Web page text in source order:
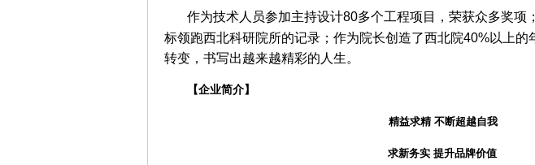
作为技术人员参加主持设计80多个工程项目，荣获众多奖项
标领跑西北科研院所的记录；作为院长创造了西北院40%以上的
转变，书写出越来越精彩的人生。
【企业简介】
精益求精 不断超越自我
求新务实 提升品牌价值